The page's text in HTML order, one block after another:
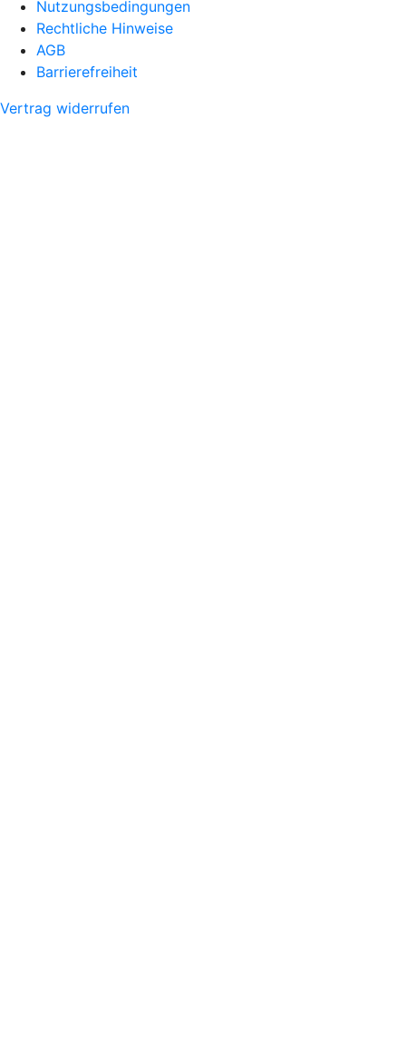
Nutzungsbedingungen
Rechtliche Hinweise
AGB
Barrierefreiheit
Vertrag widerrufen